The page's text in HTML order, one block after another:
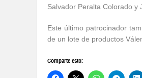
Salvador Peralta Colorado y
Este último patrocinador
de un lote de productos
Comparte esto: